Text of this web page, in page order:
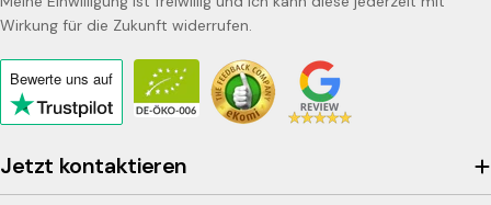
Jetzt kontaktieren
Wirkung für die Zukunft widerrufen.
Bewerte uns auf
Click
to
view
the